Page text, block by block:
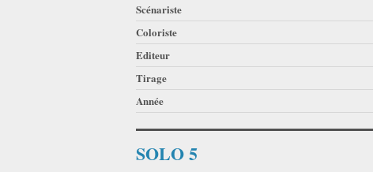
Scénariste
Coloriste
Editeur
Tirage
Année
SOLO 5